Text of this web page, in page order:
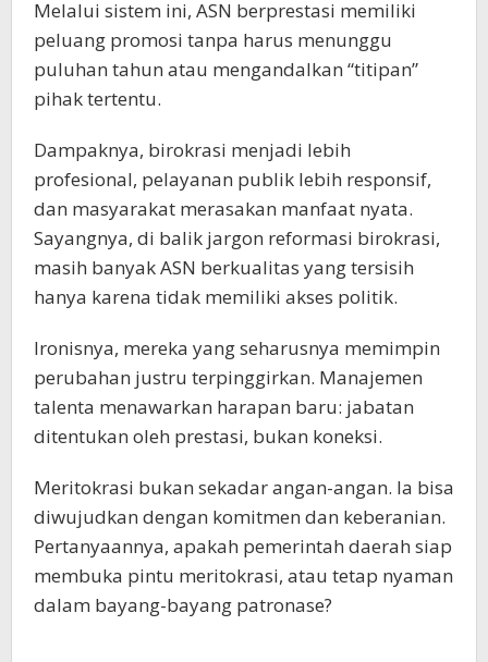
Melalui sistem ini, ASN berprestasi memiliki
peluang promosi tanpa harus menunggu
puluhan tahun atau mengandalkan “titipan”
pihak tertentu.
Dampaknya, birokrasi menjadi lebih
profesional, pelayanan publik lebih responsif,
dan masyarakat merasakan manfaat nyata.
Sayangnya, di balik jargon reformasi birokrasi,
masih banyak ASN berkualitas yang tersisih
hanya karena tidak memiliki akses politik.
Ironisnya, mereka yang seharusnya memimpin
perubahan justru terpinggirkan. Manajemen
talenta menawarkan harapan baru: jabatan
ditentukan oleh prestasi, bukan koneksi.
Meritokrasi bukan sekadar angan-angan. Ia bisa
diwujudkan dengan komitmen dan keberanian.
Pertanyaannya, apakah pemerintah daerah siap
membuka pintu meritokrasi, atau tetap nyaman
dalam bayang-bayang patronase?